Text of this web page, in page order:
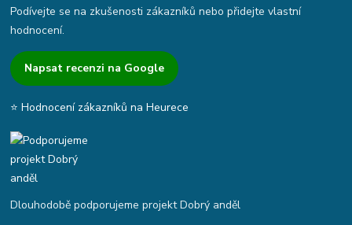
Podívejte se na zkušenosti zákazníků nebo přidejte vlastní
hodnocení.
Napsat recenzi na Google
⭐ Hodnocení zákazníků na Heurece
Dlouhodobě podporujeme projekt Dobrý anděl